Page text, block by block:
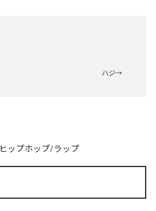
ハジ→
ヒップホップ/ラップ